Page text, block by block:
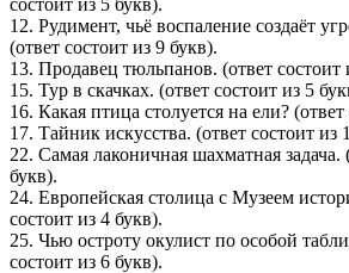
12. Рудимент, чьё воспаление создаёт
(ответ состоит из 9 букв).
13. Продавец тюльпанов. (ответ состоит
15. Тур в скачках. (ответ состоит из 5
16. Какая птица столуется на ели?
17. Тайник искусства. (ответ состоит из
22. Самая лаконичная шахматная задача.
букв).
24. Европейская столица с Музеем
состоит из 4 букв).
25. Чью остроту окулист по особой
состоит из 6 букв).